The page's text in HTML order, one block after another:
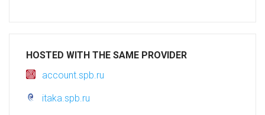
HOSTED WITH THE SAME PROVIDER
account.spb.ru
itaka.spb.ru